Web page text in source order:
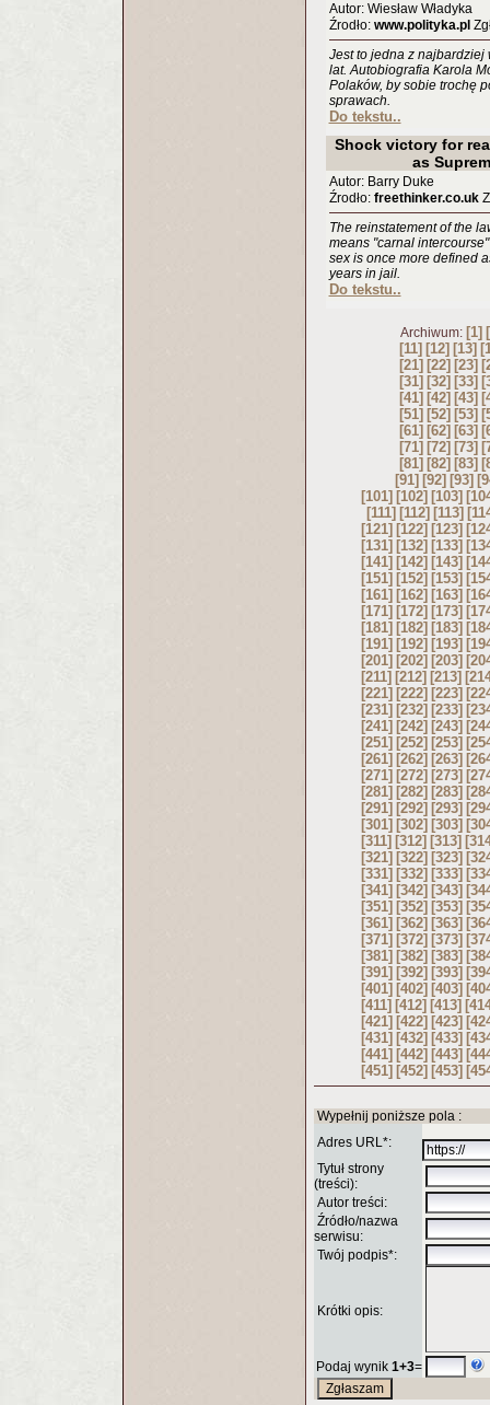
Autor: Wiesław Władyka
Źrodło: www.polityka.pl
Jest to jedna z najbardziej
lat. Autobiografia Karola
Polaków, by sobie trochę
sprawach.
Do tekstu..
Shock victory for
as
Autor: Barry Duke
Źrodło: freethinker.co.uk
The reinstatement of the
means "carnal
sex is once more defined
years in jail.
Do tekstu..
Archiwum: [1]
[11] [12] [13]
[21] [22] [23]
[31] [32] [33]
[41] [42] [43]
[51] [52] [53]
[61] [62] [63]
[71] [72] [73]
[81] [82] [83]
[91] [92] [93]
[101] [102] [103]
[111] [112] [113]
[121] [122] [123]
[131] [132] [133]
[141] [142] [143]
[151] [152] [153]
[161] [162] [163]
[171] [172] [173]
[181] [182] [183]
[191] [192] [193]
[201] [202] [203]
[211] [212] [213]
[221] [222] [223]
[231] [232] [233]
[241] [242] [243]
[251] [252] [253]
[261] [262] [263]
[271] [272] [273]
[281] [282] [283]
[291] [292] [293]
[301] [302] [303]
[311] [312] [313]
[321] [322] [323]
[331] [332] [333]
[341] [342] [343]
[351] [352] [353]
[361] [362] [363]
[371] [372] [373]
[381] [382] [383]
[391] [392] [393]
[401] [402] [403]
[411] [412] [413]
[421] [422] [423]
[431] [432] [433]
[441] [442] [443]
[451] [452] [453]
Wypełnij poniższe pola :
Adres URL*:
Tytuł strony
(treści):
Autor treści:
Źródło/nazwa
serwisu:
Twój podpis*:
Krótki opis:
Podaj wynik 1+3=